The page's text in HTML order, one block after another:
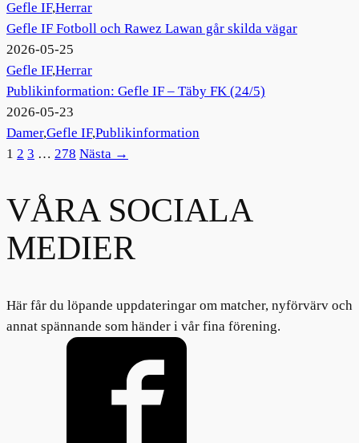
Gefle IF,Herrar
Gefle IF Fotboll och Rawez Lawan går skilda vägar
2026-05-25
Gefle IF,Herrar
Publikinformation: Gefle IF – Täby FK (24/5)
2026-05-23
Damer,Gefle IF,Publikinformation
1 2 3 … 278 Nästa →
VÅRA SOCIALA
MEDIER
Här får du löpande uppdateringar om matcher, nyförvärv och
annat spännande som händer i vår fina förening.